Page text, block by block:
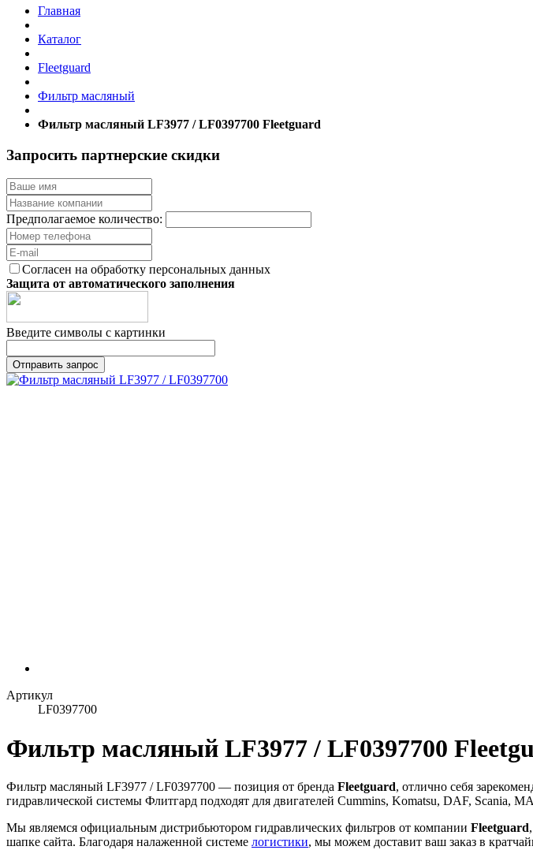
Главная
Каталог
Fleetguard
Фильтр масляный
Фильтр масляный LF3977 / LF0397700 Fleetguard
Запросить партнерские скидки
Предполагаемое количество:
Согласен на обработку персональных данных
Защита от автоматического заполнения
Введите символы с картинки
Артикул
LF0397700
Фильтр масляный LF3977 / LF0397700
Фильтр масляный LF3977 / LF0397700 — позиция от бренда Fleetguard, отлично себя
гидравлической системы Флитгард подходят для двигателей Cummins, Komatsu, DAF, Scania,
Мы являемся официальным дистрибьютором гидравлических фильтров от компании Fleetguard
шапке сайта. Благодаря налаженной системе логистики, мы можем доставит ваш заказ в